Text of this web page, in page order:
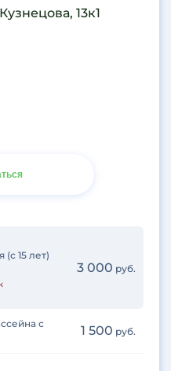
13к1
15 лет)
3 000 руб.
с
1 500 руб.